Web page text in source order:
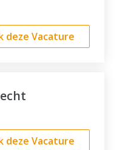
deze Vacature
deze Vacature